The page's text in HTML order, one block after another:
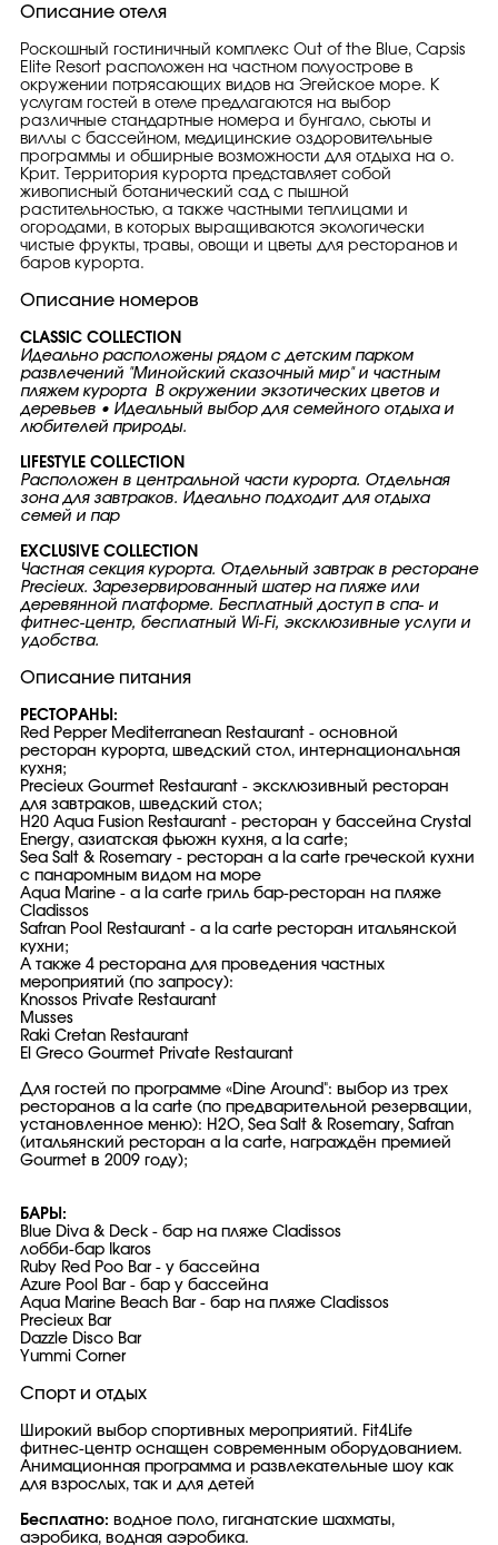
Описание отеля
Роскошный гостиничный комплекс Out of the Blue, Capsis
Elite Resort расположен на частном полуострове в
окружении потрясающих видов на Эгейское море. К
услугам гостей в отеле предлагаются на выбор
различные стандартные номера и бунгало, сьюты и
виллы с бассейном, медицинские оздоровительные
программы и обширные возможности для отдыха на о.
Крит. Территория курорта представляет собой
живописный ботанический сад с пышной
растительностью, а также частными теплицами и
огородами, в которых выращиваются экологически
чистые фрукты, травы, овощи и цветы для ресторанов и
баров курорта.
Описание номеров
CLASSIC COLLECTION
Идеально расположены рядом с детским парком
развлечений "Минойский сказочный мир" и частным
пляжем курорта В окружении экзотических цветов и
деревьев • Идеальный выбор для семейного отдыха и
любителей природы.
LIFESTYLE COLLECTION
Расположен в центральной части курорта. Отдельная
зона для завтраков. Идеально подходит для отдыха
семей и пар
EXCLUSIVE COLLECTION
Частная секция курорта. Отдельный завтрак в ресторане
Precieux. Зарезервированный шатер на пляже или
деревянной платформе. Бесплатный доступ в спа- и
фитнес-центр, бесплатный Wi-Fi, эксклюзивные услуги и
удобства.
Описание питания
РЕСТОРАНЫ:
Red Pepper Mediterranean Restaurant - основной
ресторан курорта, шведский стол, интернациональная
кухня;
Precieux Gourmet Restaurant - эксклюзивный ресторан
для завтраков, шведский стол;
H20 Aqua Fusion Restaurant - ресторан у бассейна Crystal
Energy, азиатская фьюжн кухня, a la carte;
Sea Salt & Rosemary - ресторан a la carte греческой кухни
с панаромным видом на море
Aqua Marine - a la carte гриль бар-ресторан на пляже
Cladissos
Safran Pool Restaurant - a la carte ресторан итальянской
кухни;
А также 4 ресторана для проведения частных
мероприятий (по запросу):
Knossos Private Restaurant
Musses
Raki Cretan Restaurant
El Greco Gourmet Private Restaurant
Для гостей по программе «Dine Around": выбор из трех
ресторанов a la carte (по предварительной резервации,
установленное меню): H2O, Sea Salt & Rosemary, Safran
(итальянский ресторан a la carte, награждён премией
Gourmet в 2009 году);
БАРЫ:
Blue Diva & Deck - бар на пляже Cladissos
лобби-бар Ikaros
Ruby Red Poo Bar - у бассейна
Azure Pool Bar - бар у бассейна
Aqua Marine Beach Bar - бар на пляже Cladissos
Precieux Bar
Dazzle Disco Bar
Yummi Corner
Спорт и отдых
Широкий выбор спортивных мероприятий. Fit4Life
фитнес-центр оснащен современным оборудованием.
Анимационная программа и развлекательные шоу как
для взрослых, так и для детей
Бесплатно: водное поло, гиганатские шахматы,
аэробика, водная аэробика.